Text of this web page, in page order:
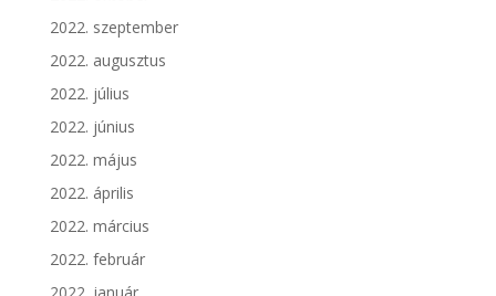
2022. szeptember
2022. augusztus
2022. július
2022. június
2022. május
2022. április
2022. március
2022. február